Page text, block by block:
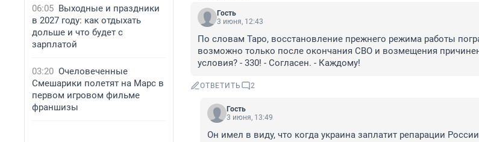
06:05 Выходные и праздники
в 2027 году: как отдыхать
дольше и что будет с
зарплатой
03:20 Очеловеченные
Смешарики полетят на Марс в
первом игровом фильме
франшизы
Гость
3 июня, 12:43
По словам Таро, восстановление прежнего режима работы
возможно только после окончания СВО и возмещения
условия? - 330! - Согласен. - Каждому!
ОТВЕТИТЬ 2
Гость
3 июня, 13:49
Он имел в виду, что когда украина заплатит репарации